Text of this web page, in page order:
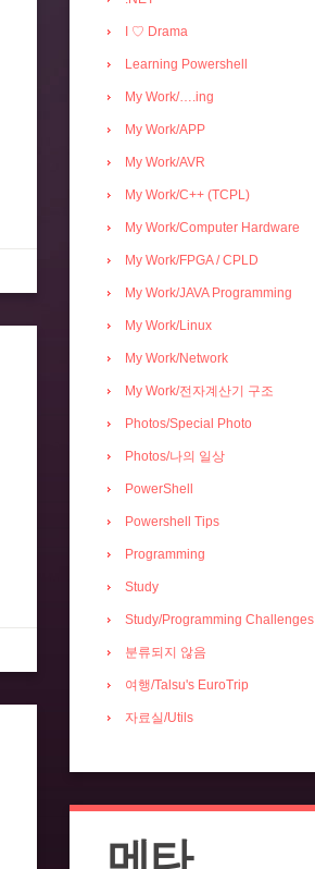
I ♡ Drama
Learning Powershell
My Work/….ing
My Work/APP
My Work/AVR
My Work/C++ (TCPL)
My Work/Computer Hardware
My Work/FPGA / CPLD
My Work/JAVA Programming
My Work/Linux
My Work/Network
My Work/전자계산기 구조
Photos/Special Photo
Photos/나의 일상
PowerShell
Powershell Tips
Programming
Study
Study/Programming Challenges
분류되지 않음
여행/Talsu's EuroTrip
자료실/Utils